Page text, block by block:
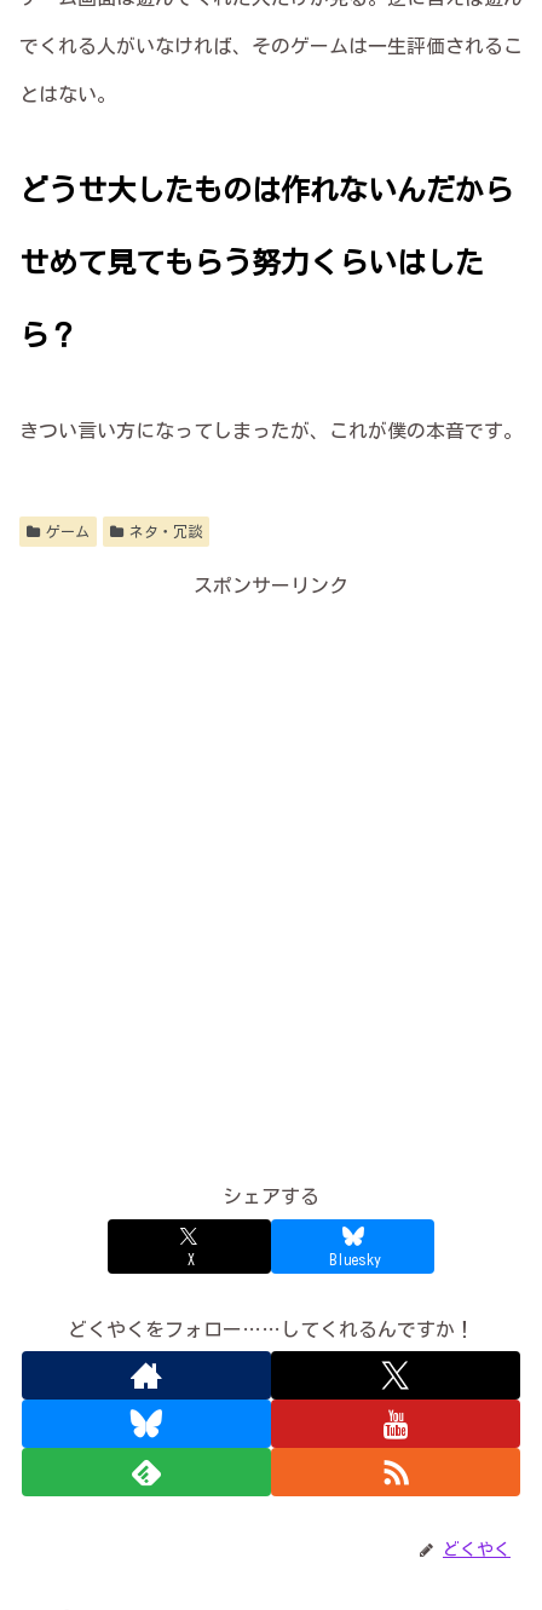
でくれる人がいなければ、そのゲームは一生評価されるこ
とはない。
どうせ大したものは作れないんだから
せめて見てもらう努力くらいはした
ら？
きつい言い方になってしまったが、これが僕の本音です。
ゲーム ネタ・冗談
スポンサーリンク
シェアする
X Bluesky
どくやくをフォロー……してくれるんですか！
どくやく